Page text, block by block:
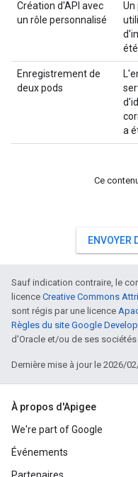
Création d'API avec
un rôle personnalisé
Un
Enregistrement de
deux pods
a
Ce
ENVOYER
Sauf indication contraire, le
licence Creative Commons
sont régis par une licence
Règles du site Google
d'Oracle et/ou de ses
Dernière mise à jour le 2026/
À propos d'Apigee
We're part of Google
Événements